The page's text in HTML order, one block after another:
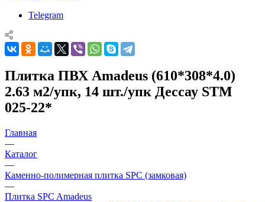
Telegram
Плитка ПВХ Amadeus (610*308*4.0)
2.63 м2/упк, 14 шт./упк Дессау STM
025-22*
Главная
—
Каталог
—
Каменно-полимерная плитка SPC (замковая)
—
Плитка SPC Amadeus